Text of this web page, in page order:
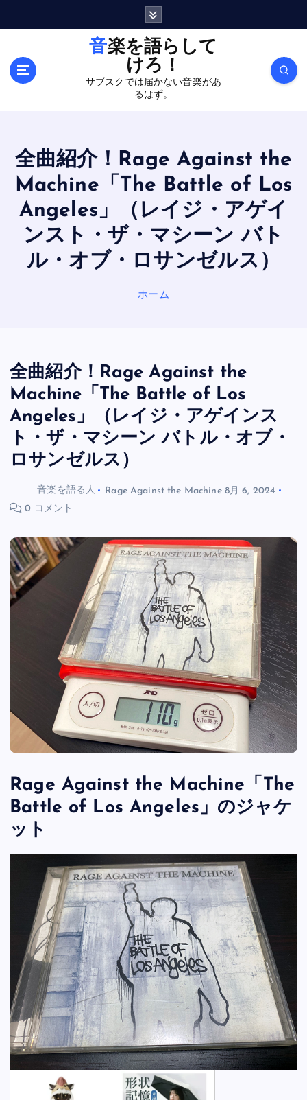
音楽を語らして
けろ！
サブスクでは届かない音楽があ
るはず。
全曲紹介！Rage Against the
Machine「The Battle of Los
Angeles」（レイジ・アゲイ
ンスト・ザ・マシーン バト
ル・オブ・ロサンゼルス）
ホーム
全曲紹介！Rage Against the
Machine「The Battle of Los
Angeles」（レイジ・アゲインス
ト・ザ・マシーン バトル・オブ・
ロサンゼルス）
音楽を語る人 Rage Against the Machine 8月 6, 2024
0 コメント
Rage Against the Machine「The
Battle of Los Angeles」のジャケ
ット